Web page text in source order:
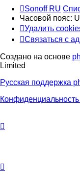
Sonoff RU
Часовой пояс:
Удалить
Связаться с
Создано на основе
Limited
Русская поддержка
Конфиденциальность